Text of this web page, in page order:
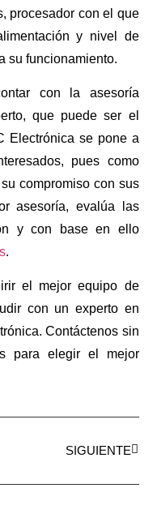
procesador con el que
y nivel de
su funcionamiento.
con la asesoría
que puede ser el
Electrónica se pone a
pues como
compromiso con sus
asesoría, evalúa las
y con base en ello
.
el mejor equipo de
con un experto en
Contáctenos sin
para elegir el mejor
SIGUIENTE